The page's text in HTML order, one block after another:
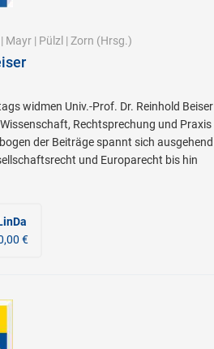
| Mayr | Pülzl | Zorn (Hrsg.)
widmen Univ.-Prof. Dr. Reinhold Beiser
Rechtsprechung und Praxis
der Beiträge spannt sich ausgehend
und Europarecht bis hin
€